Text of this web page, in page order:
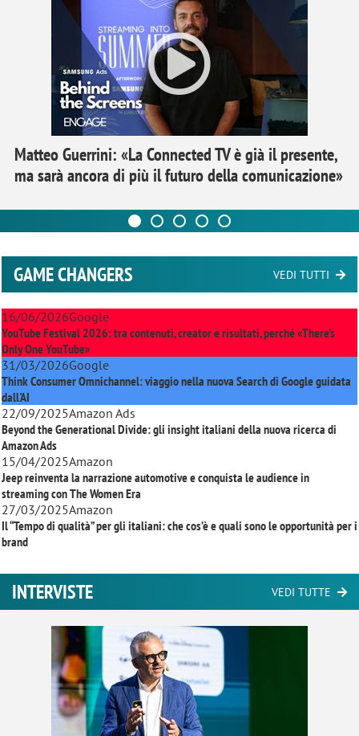
Matteo Guerrini: «La Connected TV è già il presente,
ma sarà ancora di più il futuro della comunicazione»
GAME CHANGERS VEDI TUTTI
16/06/2026Google
YouTube Festival 2026: tra contenuti, creator e risultati, perché «There’s
Only One YouTube»
31/03/2026Google
Think Consumer Omnichannel: viaggio nella nuova Search di Google guidata
dall'AI
22/09/2025Amazon Ads
Beyond the Generational Divide: gli insight italiani della nuova ricerca di
Amazon Ads
15/04/2025Amazon
Jeep reinventa la narrazione automotive e conquista le audience in
streaming conThe Women Era
27/03/2025Amazon
Il “Tempo di qualità” per gli italiani: che cos’è e quali sono le opportunità per i
brand
INTERVISTE VEDI TUTTE